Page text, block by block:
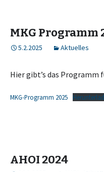
MKG Programm
5.2.2025 Aktuelles
Hier gibt’s das Programm
MKG-Programm 2025
AHOI 2024